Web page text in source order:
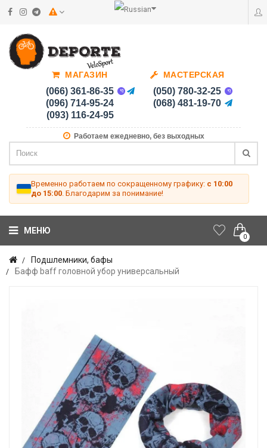
МАГАЗИН
(066) 361-86-35
(096) 714-95-24
(093) 116-24-95
МАСТЕРСКАЯ
(050) 780-32-25
(068) 481-19-70
Работаем ежедневно, без выходных
Временно работаем по сокращенному графику: с 10:00
до 15:00 . Благодарим за понимание!
0
МЕНЮ
Подшлемники, бафы
Бафф baff головной убор универсальный